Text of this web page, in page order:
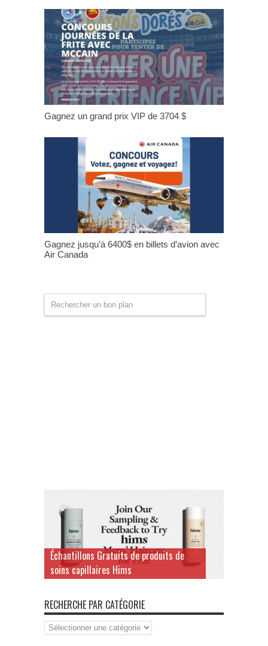
Gagnez un grand prix VIP de 3704 $
Gagnez jusqu’à 6400$ en billets d’avion avec
Air Canada
Échantillons Gratuits de produits de
soins capillaires Hims
RECHERCHE PAR CATÉGORIE
Recherche
par